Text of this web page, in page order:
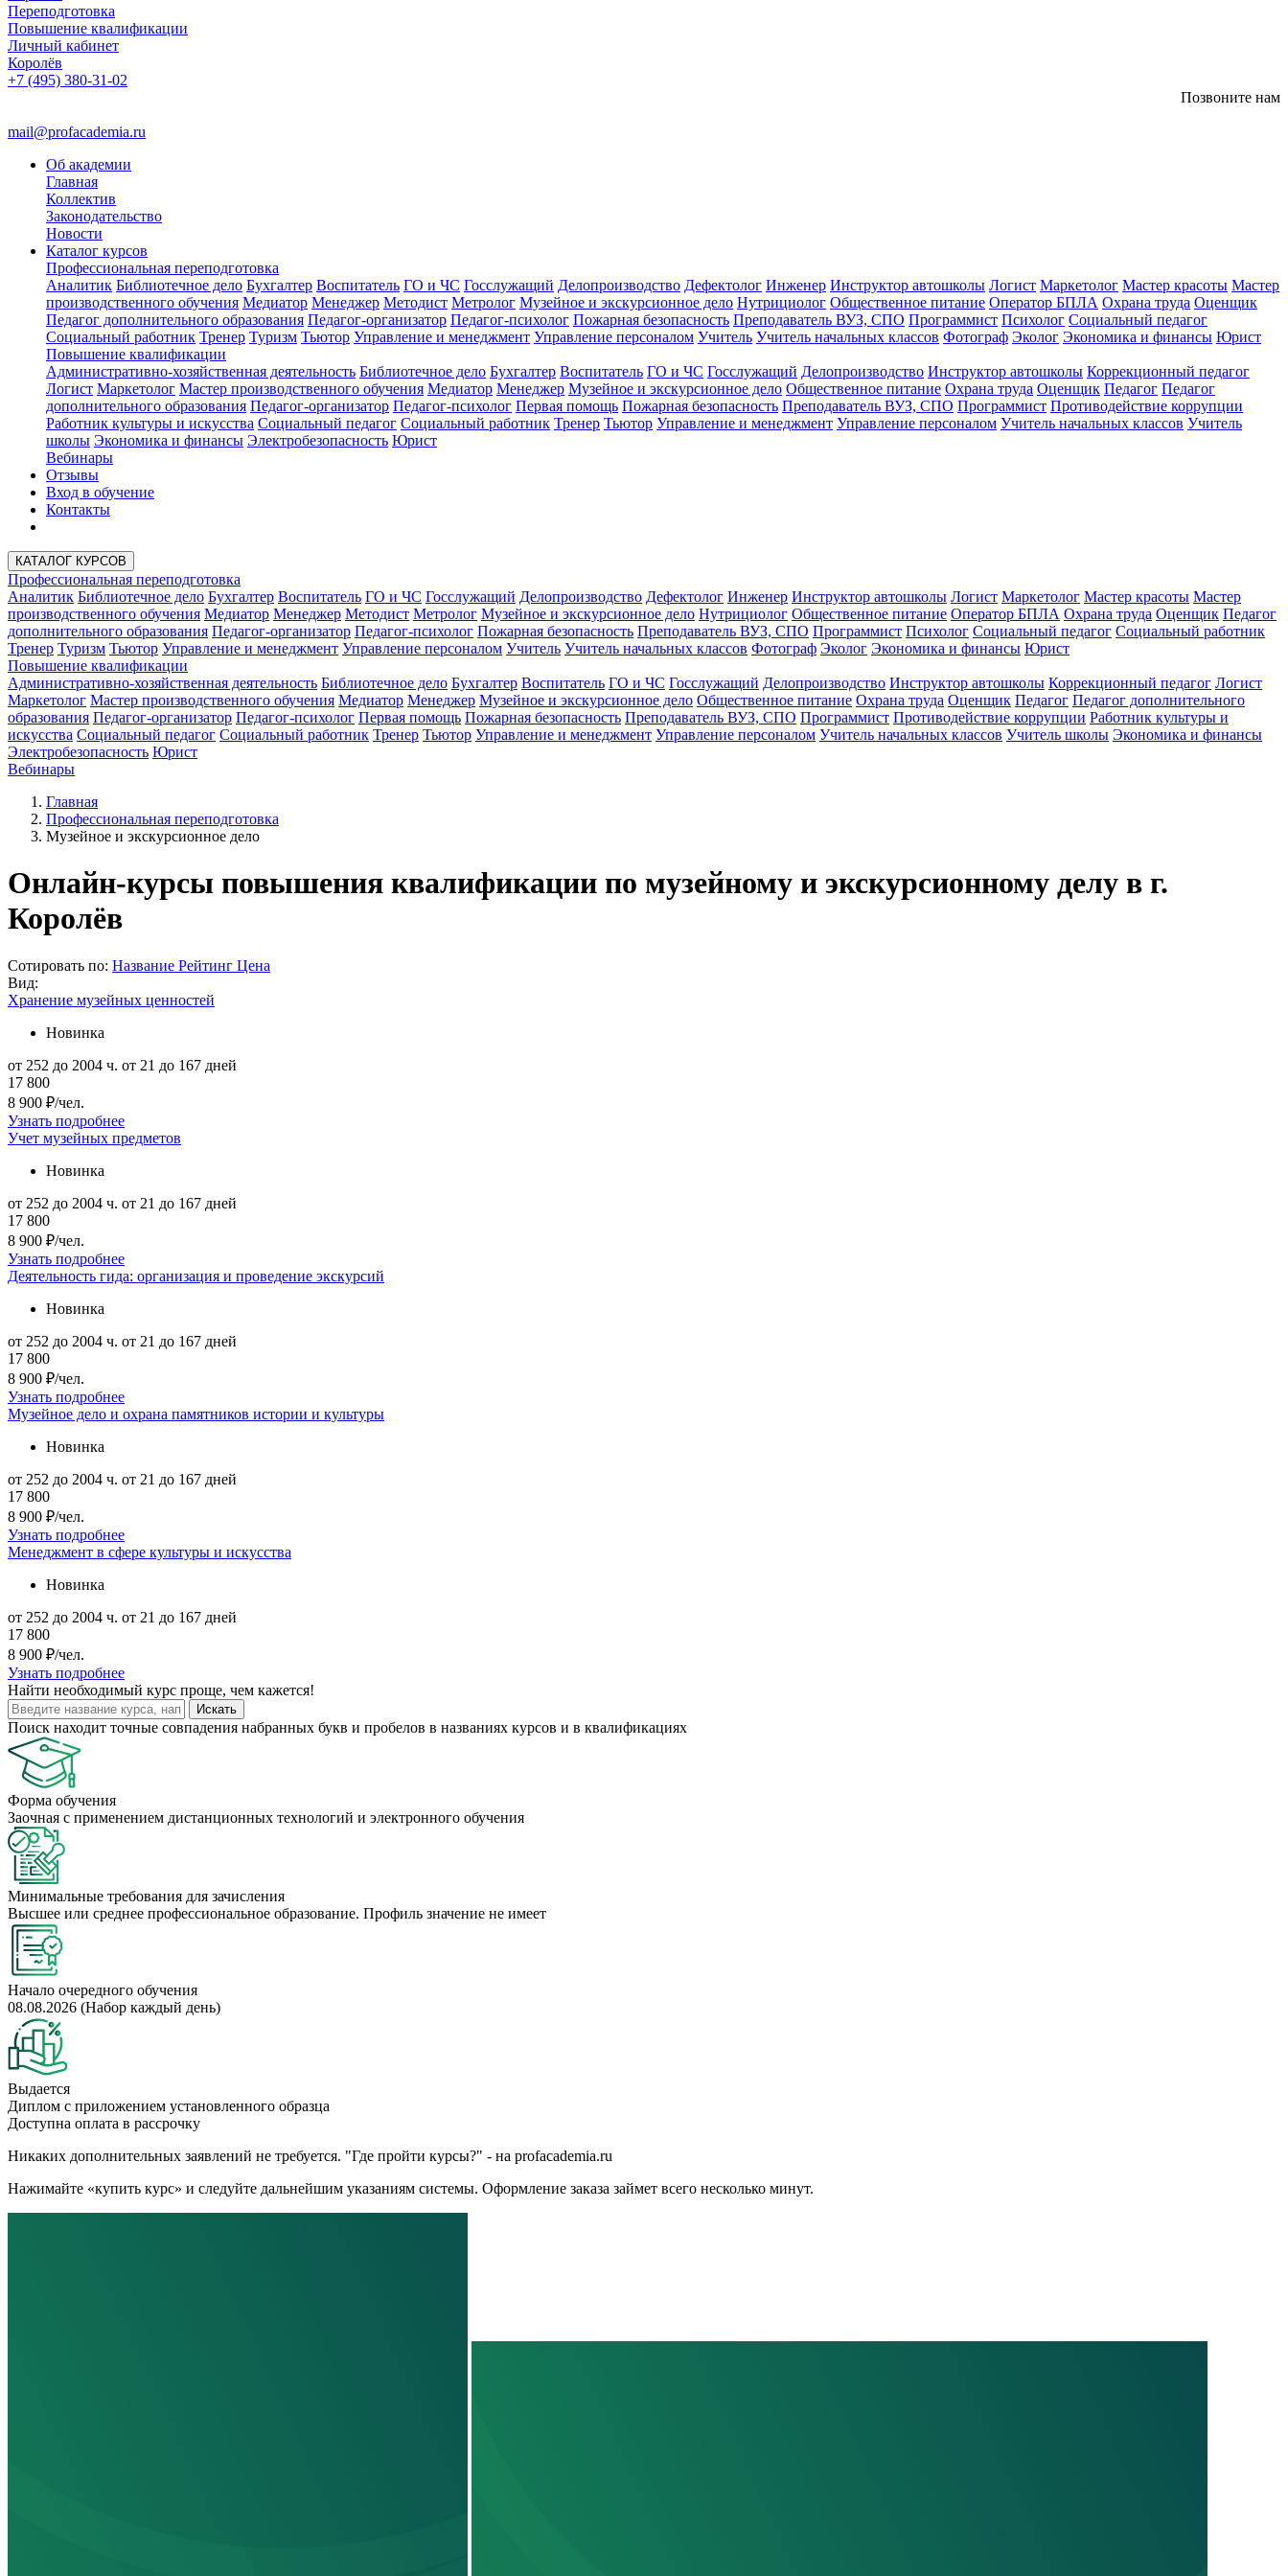
Переподготовка
Повышение квалификации
Личный кабинет
Королёв
+7 (495) 380-31-02
Позвоните нам
mail@profacademia.ru
Об академии
Главная
Коллектив
Законодательство
Новости
Каталог курсов
Профессиональная переподготовка
Аналитик Библиотечное дело Бухгалтер Воспитатель ГО и ЧС Госслужащий Делопроизводство Дефектолог Инженер Инструктор автошколы Логист Маркетолог Мастер красоты Мастер
производственного обучения Медиатор Менеджер Методист Метролог Музейное и экскурсионное дело Нутрициолог Общественное питание Оператор БПЛА Охрана труда Оценщик
Педагог дополнительного образования Педагог-организатор Педагог-психолог Пожарная безопасность Преподаватель ВУЗ, СПО Программист Психолог Социальный педагог
Социальный работник Тренер Туризм Тьютор Управление и менеджмент Управление персоналом Учитель Учитель начальных классов Фотограф Эколог Экономика и финансы Юрист
Повышение квалификации
Административно-хозяйственная деятельность Библиотечное дело Бухгалтер Воспитатель ГО и ЧС Госслужащий Делопроизводство Инструктор автошколы Коррекционный педагог
Логист Маркетолог Мастер производственного обучения Медиатор Менеджер Музейное и экскурсионное дело Общественное питание Охрана труда Оценщик Педагог Педагог
дополнительного образования Педагог-организатор Педагог-психолог Первая помощь Пожарная безопасность Преподаватель ВУЗ, СПО Программист Противодействие коррупции
Работник культуры и искусства Социальный педагог Социальный работник Тренер Тьютор Управление и менеджмент Управление персоналом Учитель начальных классов Учитель
школы Экономика и финансы Электробезопасность Юрист
Вебинары
Отзывы
Вход в обучение
Контакты
КАТАЛОГ КУРСОВ
Профессиональная переподготовка
Аналитик Библиотечное дело Бухгалтер Воспитатель ГО и ЧС Госслужащий Делопроизводство Дефектолог Инженер Инструктор автошколы Логист Маркетолог Мастер красоты Мастер
производственного обучения Медиатор Менеджер Методист Метролог Музейное и экскурсионное дело Нутрициолог Общественное питание Оператор БПЛА Охрана труда Оценщик Педагог
дополнительного образования Педагог-организатор Педагог-психолог Пожарная безопасность Преподаватель ВУЗ, СПО Программист Психолог Социальный педагог Социальный работник
Тренер Туризм Тьютор Управление и менеджмент Управление персоналом Учитель Учитель начальных классов Фотограф Эколог Экономика и финансы Юрист
Повышение квалификации
Административно-хозяйственная деятельность Библиотечное дело Бухгалтер Воспитатель ГО и ЧС Госслужащий Делопроизводство Инструктор автошколы Коррекционный педагог Логист
Маркетолог Мастер производственного обучения Медиатор Менеджер Музейное и экскурсионное дело Общественное питание Охрана труда Оценщик Педагог Педагог дополнительного
образования Педагог-организатор Педагог-психолог Первая помощь Пожарная безопасность Преподаватель ВУЗ, СПО Программист Противодействие коррупции Работник культуры и
искусства Социальный педагог Социальный работник Тренер Тьютор Управление и менеджмент Управление персоналом Учитель начальных классов Учитель школы Экономика и финансы
Электробезопасность Юрист
Вебинары
Главная
Профессиональная переподготовка
Музейное и экскурсионное дело
Онлайн-курсы повышения квалификации по музейному и экскурсионному делу в г.
Королёв
Сотировать по: Название Рейтинг Цена
Вид:
Хранение музейных ценностей
Новинка
от 252 до 2004 ч. от 21 до 167 дней
17 800
8 900 ₽/чел.
Узнать подробнее
Учет музейных предметов
Новинка
от 252 до 2004 ч. от 21 до 167 дней
17 800
8 900 ₽/чел.
Узнать подробнее
Деятельность гида: организация и проведение экскурсий
Новинка
от 252 до 2004 ч. от 21 до 167 дней
17 800
8 900 ₽/чел.
Узнать подробнее
Музейное дело и охрана памятников истории и культуры
Новинка
от 252 до 2004 ч. от 21 до 167 дней
17 800
8 900 ₽/чел.
Узнать подробнее
Менеджмент в сфере культуры и искусства
Новинка
от 252 до 2004 ч. от 21 до 167 дней
17 800
8 900 ₽/чел.
Узнать подробнее
Найти необходимый курс проще, чем кажется!
Искать
Поиск находит точные совпадения набранных букв и пробелов в названиях курсов и в квалификациях
Форма обучения
Заочная с применением дистанционных технологий и электронного обучения
Минимальные требования для зачисления
Высшее или среднее профессиональное образование. Профиль значение не имеет
Начало очередного обучения
08.08.2026 (Набор каждый день)
Выдается
Диплом с приложением установленного образца
Доступна оплата в рассрочку
Никаких дополнительных заявлений не требуется. "Где пройти курсы?" - на profacademia.ru
Нажимайте «купить курс» и следуйте дальнейшим указаниям системы. Оформление заказа займет всего несколько минут.